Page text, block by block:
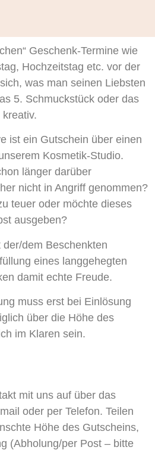
Geschenk-Termine wie
Hochzeitstag etc. vor der
was man seinen Liebsten
5. Schmuckstück oder das
ist ein Gutschein über einen
Kosmetik-Studio.
länger darüber
nicht in Angriff genommen?
teuer oder möchte dieses
ausgeben?
dem Beschenkten
eines langgehegten
damit echte Freude.
muss erst bei Einlösung
über die Höhe des
im Klaren sein.
mit uns auf über das
oder per Telefon. Teilen
Höhe des Gutscheins,
(Abholung/per Post – bitte